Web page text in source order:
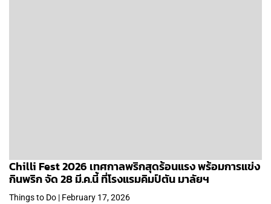
Chilli Fest 2026 เทศกาลพริกสุดร้อนแรง พร้อมการแข่ง
กินพริก จัด 28 มี.ค.นี้ ที่โรงแรมคิมป์ตัน มาลัยฯ
Things to Do | February 17, 2026